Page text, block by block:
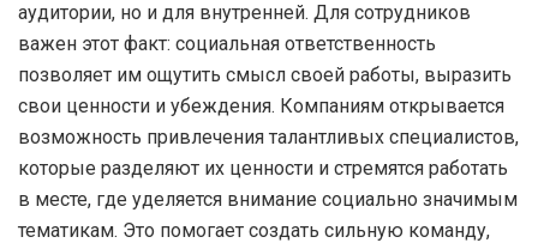
аудитории, но и для внутренней. Для сотрудников
важен этот факт: социальная ответственность
позволяет им ощутить смысл своей работы, выразить
свои ценности и убеждения. Компаниям открывается
возможность привлечения талантливых специалистов,
которые разделяют их ценности и стремятся работать
в месте, где уделяется внимание социально значимым
тематикам. Это помогает создать сильную команду,